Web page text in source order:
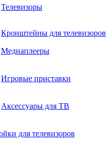
Телевизоры
Кронштейны для телевизоров
Медиаплееры
Игровые приставки
Аксессуары для ТВ
для телевизоров